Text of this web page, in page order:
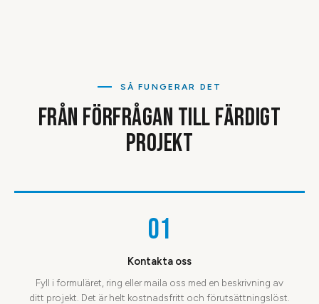
SÅ FUNGERAR DET
FRÅN FÖRFRÅGAN TILL FÄRDIGT
PROJEKT
01
Kontakta oss
Fyll i formuläret, ring eller maila oss med en beskrivning av
ditt projekt. Det är helt kostnadsfritt och förutsättningslöst.